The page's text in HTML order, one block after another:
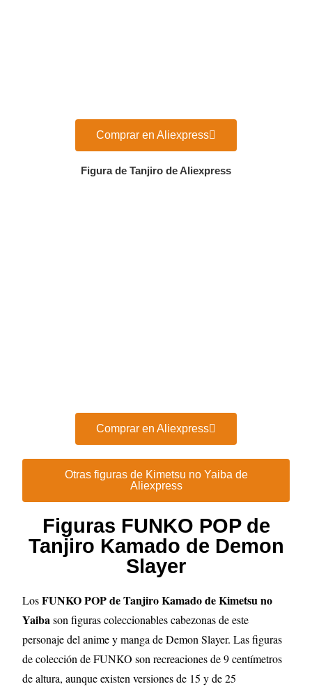
Comprar en Aliexpress
Figura de Tanjiro de Aliexpress
Comprar en Aliexpress
Otras figuras de Kimetsu no Yaiba de
Aliexpress
Figuras FUNKO POP de
Tanjiro Kamado de Demon
Slayer
LosFUNKO POP de Tanjiro Kamado de Kimetsu no
Yaibason figuras coleccionables cabezonas de este
personaje del anime y manga de Demon Slayer. Las figuras
de colección de FUNKO son recreaciones de 9 centímetros
de altura, aunque existen versiones de 15 y de 25